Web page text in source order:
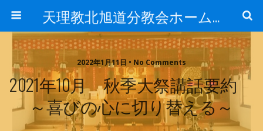
天理教北旭道分教会ホームページ
2022年1月11日 • No Comments
2021年10月 秋季大祭講話要約
～喜びの心に切り替える～